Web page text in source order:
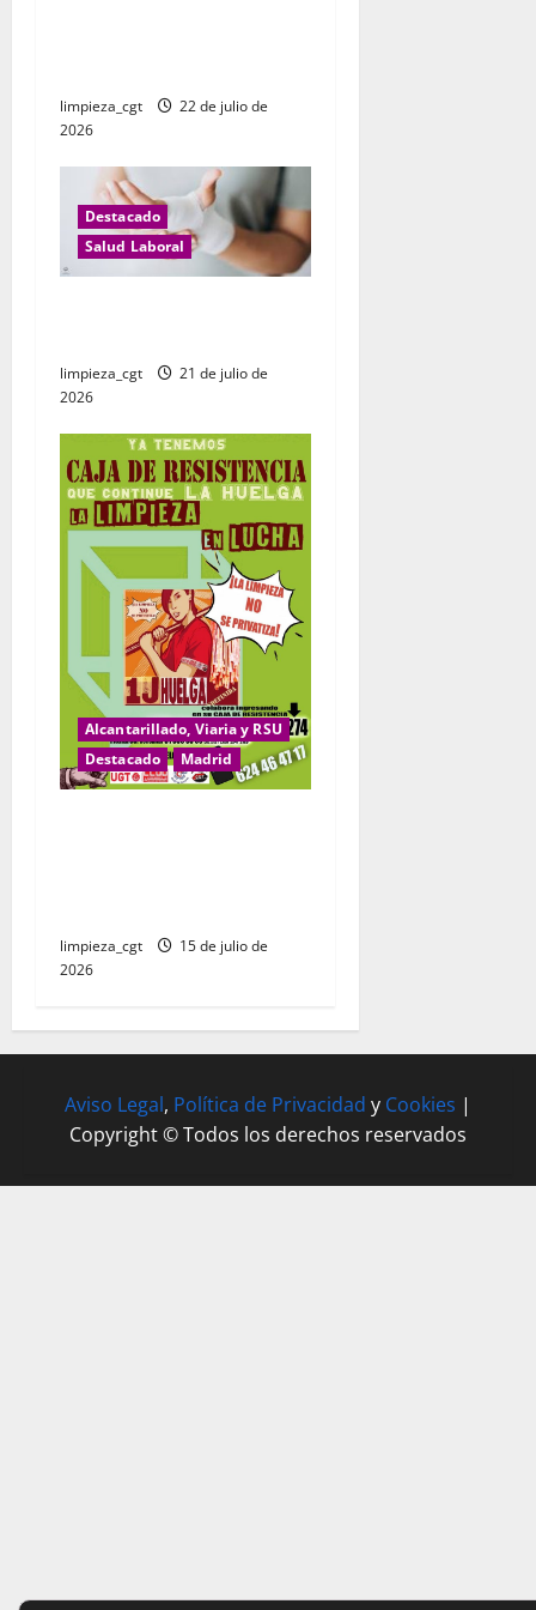
r
a
a
limpieza_cgt
22 de julio de
2026
Destacado
Salud Laboral
limpieza_cgt
21 de julio de
2026
Alcantarillado, Viaria y RSU
Destacado
Madrid
limpieza_cgt
15 de julio de
2026
Aviso Legal, Política de Privacidad y Cookies |
Copyright © Todos los derechos reservados